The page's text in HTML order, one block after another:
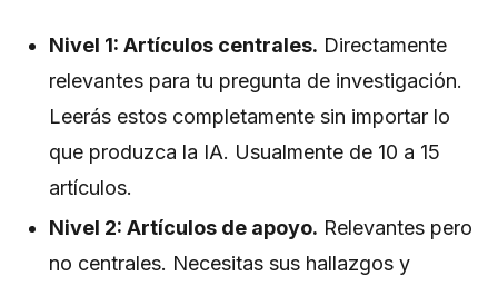
Nivel 1: Artículos centrales. Directamente
relevantes para tu pregunta de investigación.
Leerás estos completamente sin importar lo
que produzca la IA. Usualmente de 10 a 15
artículos.
Nivel 2: Artículos de apoyo. Relevantes pero
no centrales. Necesitas sus hallazgos y